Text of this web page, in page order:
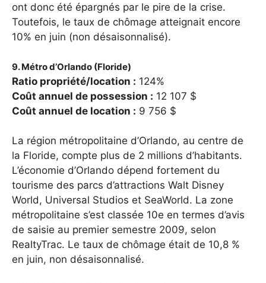
ont donc été épargnés par le pire de la crise.
Toutefois, le taux de chômage atteignait encore
10% en juin (non désaisonnalisé).
9. Métro d’Orlando (Floride)
Ratio propriété/location : 124%
Coût annuel de possession : 12 107 $
Coût annuel de location : 9 756 $
La région métropolitaine d’Orlando, au centre de
la Floride, compte plus de 2 millions d’habitants.
L’économie d’Orlando dépend fortement du
tourisme des parcs d’attractions Walt Disney
World, Universal Studios et SeaWorld. La zone
métropolitaine s’est classée 10e en termes d’avis
de saisie au premier semestre 2009, selon
RealtyTrac. Le taux de chômage était de 10,8 %
en juin, non désaisonnalisé.